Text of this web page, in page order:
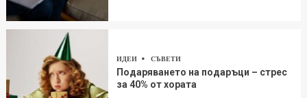
ИДЕИ СЪВЕТИ
Подаряването на подаръци – стрес
за 40% от хората